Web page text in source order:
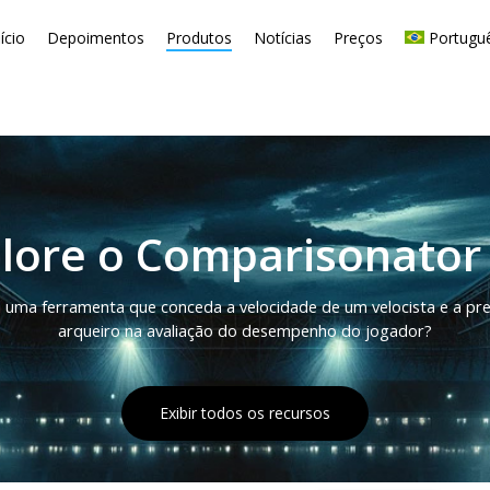
Depoimentos Produtos Notícias Preços
o
uma ferramenta que conceda a velocidade de um velocista e a
arqueiro na avaliação do desempenho do jogador?
Exibir todos os recursos